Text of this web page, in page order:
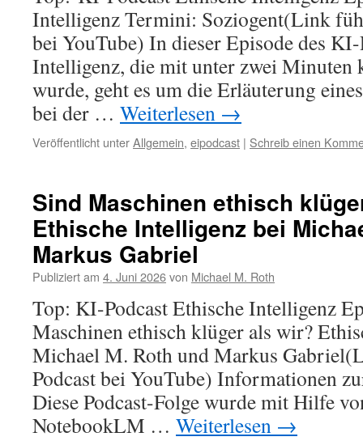
Intelligenz Termini: Soziogent(Link
bei YouTube) In dieser Episode des
Intelligenz, die mit unter zwei Minuten
wurde, geht es um die Erläuterung
bei der … Weiterlesen →
Veröffentlicht unterAllgemein, eipodcast | Schreib einen
Sind Maschinen ethisch
Ethische Intelligenz bei
Markus Gabriel
Publiziert am 4. Juni 2026von Michael M. Roth
Top: KI-Podcast Ethische Intelligenz
Maschinen ethisch klüger als wir?
Michael M. Roth und Markus
Podcast bei YouTube) Informationen
Diese Podcast-Folge wurde mit Hilfe
NotebookLM … Weiterlesen →